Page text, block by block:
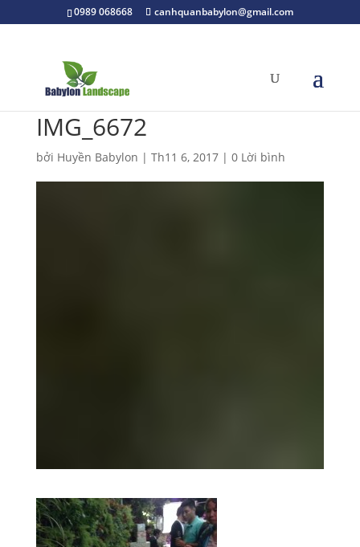
0989 068668 canhquanbabylon@gmail.com
IMG_6672
bởi Huyền Babylon | Th11 6, 2017| 0 Lời bình